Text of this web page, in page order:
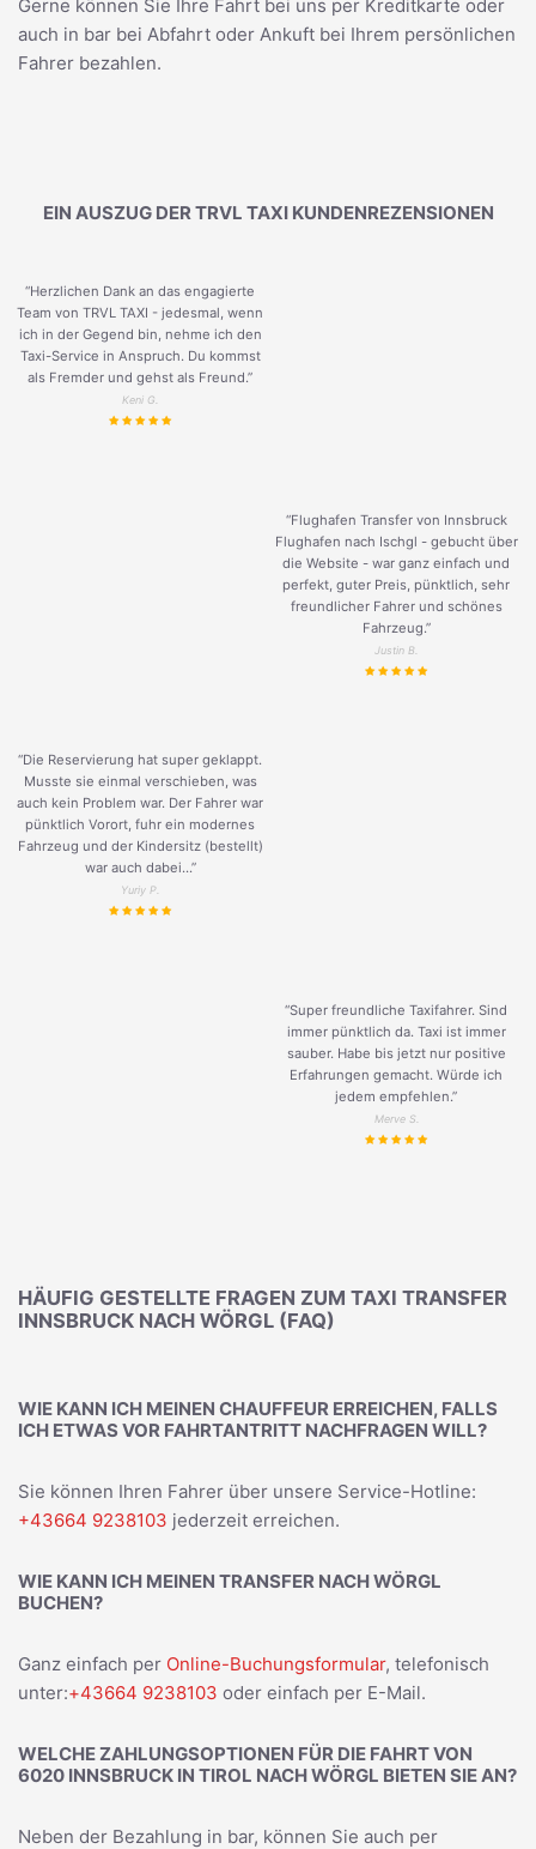
Gerne können Sie Ihre Fahrt bei uns per Kreditkarte oder
auch in bar bei Abfahrt oder Ankuft bei Ihrem persönlichen
Fahrer bezahlen.
EIN AUSZUG DER TRVL TAXI KUNDENREZENSIONEN
“Herzlichen Dank an das engagierte
Team von TRVL TAXI - jedesmal, wenn
ich in der Gegend bin, nehme ich den
Taxi-Service in Anspruch. Du kommst
als Fremder und gehst als Freund.”
Keni G.
“Flughafen Transfer von Innsbruck
Flughafen nach Ischgl - gebucht über
die Website - war ganz einfach und
perfekt, guter Preis, pünktlich, sehr
freundlicher Fahrer und schönes
Fahrzeug.”
Justin B.
“Die Reservierung hat super geklappt.
Musste sie einmal verschieben, was
auch kein Problem war. Der Fahrer war
pünktlich Vorort, fuhr ein modernes
Fahrzeug und der Kindersitz (bestellt)
war auch dabei...”
Yuriy P.
“Super freundliche Taxifahrer. Sind
immer pünktlich da. Taxi ist immer
sauber. Habe bis jetzt nur positive
Erfahrungen gemacht. Würde ich
jedem empfehlen.”
Merve S.
HÄUFIG GESTELLTE FRAGEN ZUM TAXI TRANSFER
INNSBRUCK NACH WÖRGL (FAQ)
WIE KANN ICH MEINEN CHAUFFEUR ERREICHEN, FALLS
ICH ETWAS VOR FAHRTANTRITT NACHFRAGEN WILL?
Sie können Ihren Fahrer über unsere Service-Hotline:
+43664 9238103 jederzeit erreichen.
WIE KANN ICH MEINEN TRANSFER NACH WÖRGL
BUCHEN?
Ganz einfach per Online-Buchungsformular, telefonisch
unter:+43664 9238103 oder einfach per E-Mail.
WELCHE ZAHLUNGSOPTIONEN FÜR DIE FAHRT VON
6020 INNSBRUCK IN TIROL NACH WÖRGL BIETEN SIE AN?
Neben der Bezahlung in bar, können Sie auch per